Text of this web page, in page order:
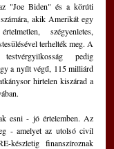
"Joe Biden" és a körúti
akik Amerikát egy
szégyenletes,
terhelték meg. A
pedig
a nyílt végű, 115 milliárd
hirtelen kiszárad a
esni - jó értelemben. Az
- amelyet az utolsó civil
készletig finanszíroznak